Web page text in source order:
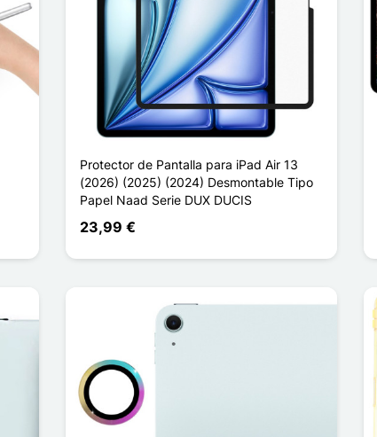
Protector de Pantalla para iPad Air 13
(2026) (2025) (2024) Desmontable Tipo
Papel Naad Serie DUX DUCIS
23,99 €